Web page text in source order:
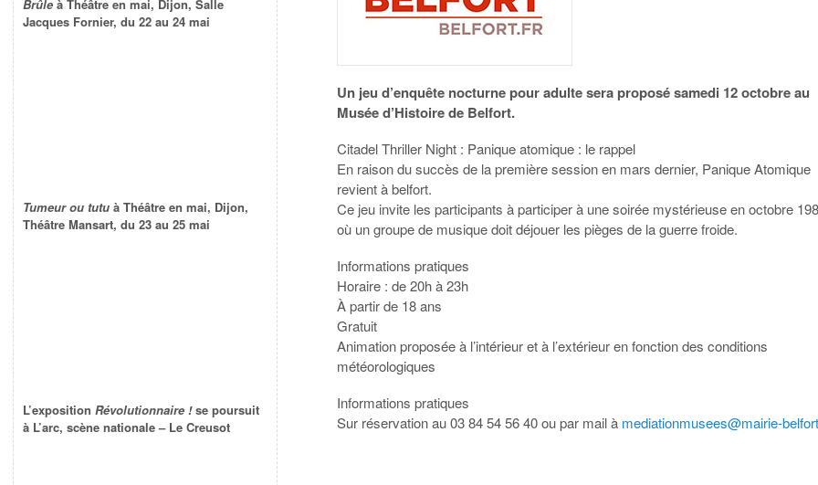
Un jeu d’enquête nocturne pour adulte sera proposé samedi 12 octobre au
Musée d’Histoire de Belfort.
Citadel Thriller Night : Panique atomique : le rappel
En raison du succès de la première session en mars dernier, Panique Atomique
revient à belfort.
Ce jeu invite les participants à participer à une soirée mystérieuse en octobre
où un groupe de musique doit déjouer les pièges de la guerre froide.
Informations pratiques
Horaire : de 20h à 23h
À partir de 18 ans
Gratuit
Animation proposée à l’intérieur et à l’extérieur en fonction des conditions
météorologiques
Informations pratiques
Sur réservation au 03 84 54 56 40 ou par mail à mediationmusees@mairie-
Brûle à Théâtre en mai, Dijon, Salle
Jacques Fornier, du 22 au 24 mai
Tumeur ou tutu à Théâtre en mai, Dijon,
Théâtre Mansart, du 23 au 25 mai
L’exposition Révolutionnaire !se poursuit
à L’arc, scène nationale – Le Creusot